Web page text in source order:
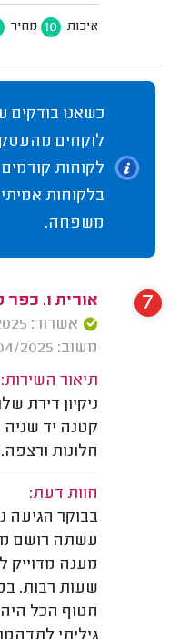
איכות 10 מחיר
כשאנו בודקים
לוקחים מהעסק
לקוחות
בלקוחות
משפחה.
אורית ו. כפר
אשרור: 20/05/2025
משוב: 14/04/2025
תיאור השירות:
ניקיון דירת
קטנה יד שניה
חלונות ורצפה.
חוות דעת:
בבוקר הגיעה
עשתה רושם
מענה מדוייק
שעות רבות.
חטוף הכל
7